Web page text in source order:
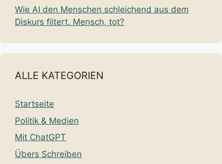
Wie AI den Menschen schleichend aus dem
Diskurs filtert. Mensch, tot?
ALLE KATEGORIEN
Startseite
Politik & Medien
Mit ChatGPT
Übers Schreiben